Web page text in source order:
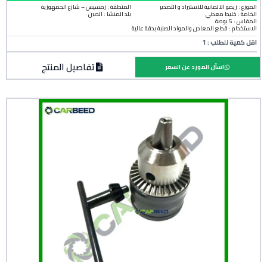
الموزع : ريمو الالمانية للاستيراد و التصدير
الخامة :خليط معدني
المنطقة : رمسيس – شارع الجمهورية
بلد المنشأ :الصين
المقاس : 5 بوصة
الاستخدام : قطع المعادن والمواد الصلبة بدقة عالية
اقل كمية للطلب : 1
تفاصيل المنتج اسأل المورد عن السعر